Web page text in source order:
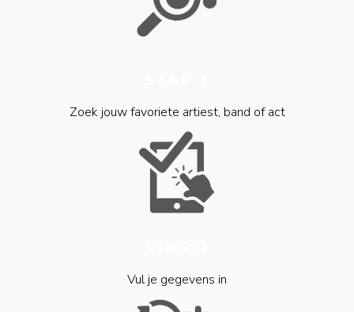
Zoek jouw favoriete artiest, band of act
Vul je gegevens in